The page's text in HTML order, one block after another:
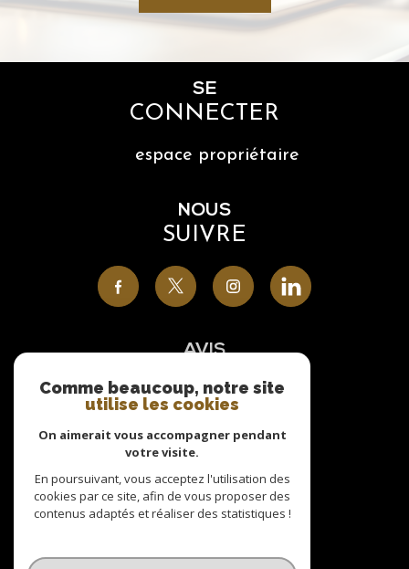
SE
CONNECTER
espace propriétaire
NOUS
SUIVRE
AVIS
NOUS
ADHÉRONS
Comme beaucoup, notre site
utilise les cookies
On aimerait vous accompagner pendant
votre visite.
En poursuivant, vous acceptez l'utilisation des
cookies par ce site, afin de vous proposer des
contenus adaptés et réaliser des statistiques !